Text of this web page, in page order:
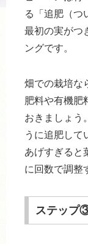
る「追肥（つ
最初の実がつ
ングです。
畑での栽培な
肥料や有機肥
おきましょう
うに追肥して
あげすぎると
に回数で調整
ステップ